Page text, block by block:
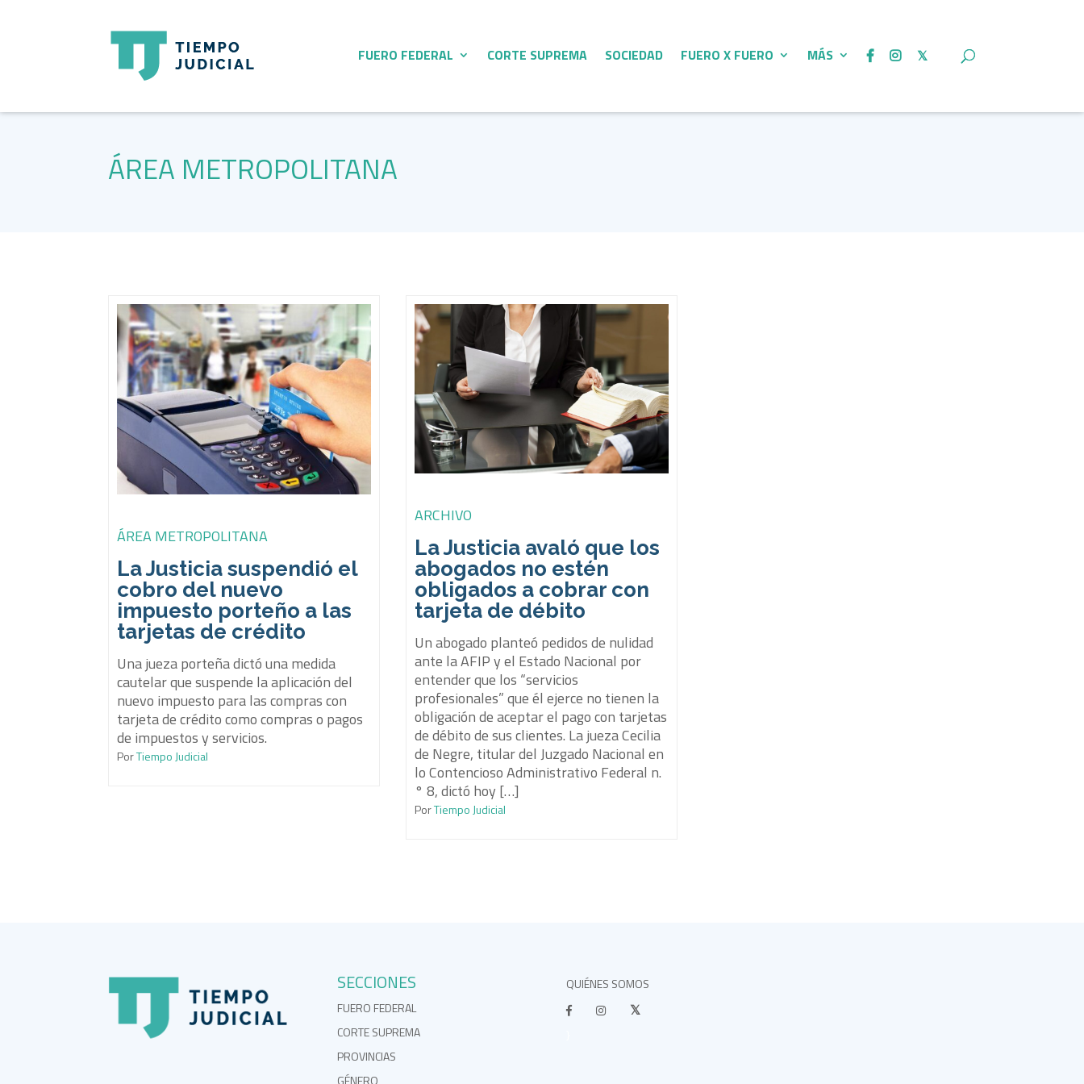
FUERO FEDERAL CORTE SUPREMA SOCIEDAD FUERO X FUERO MÁS
ÁREA METROPOLITANA
ÁREA METROPOLITANA
La Justicia suspendió el
cobro del nuevo
impuesto porteño a las
tarjetas de crédito
Una jueza porteña dictó una medida
cautelar que suspende la aplicación del
nuevo impuesto para las compras con
tarjeta de crédito como compras o pagos
de impuestos y servicios.
PorTiempo Judicial
ARCHIVO
La Justicia avaló que los
abogados no estén
obligados a cobrar con
tarjeta de débito
Un abogado planteó pedidos de nulidad
ante la AFIP y el Estado Nacional por
entender que los “servicios
profesionales” que él ejerce no tienen la
obligación de aceptar el pago con tarjetas
de débito de sus clientes. La jueza Cecilia
de Negre, titular del Juzgado Nacional en
lo Contencioso Administrativo Federal n.
° 8, dictó hoy […]
PorTiempo Judicial
SECCIONES
FUERO FEDERAL
CORTE SUPREMA
PROVINCIAS
GÉNERO
QUIÉNES SOMOS